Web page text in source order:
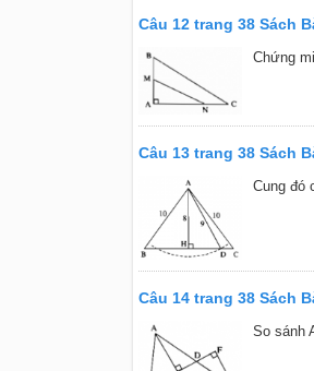
Câu 12 trang 38 Sách
Chứng
Câu 13 trang 38 Sách
Cung đó
Câu 14 trang 38 Sách
So sánh